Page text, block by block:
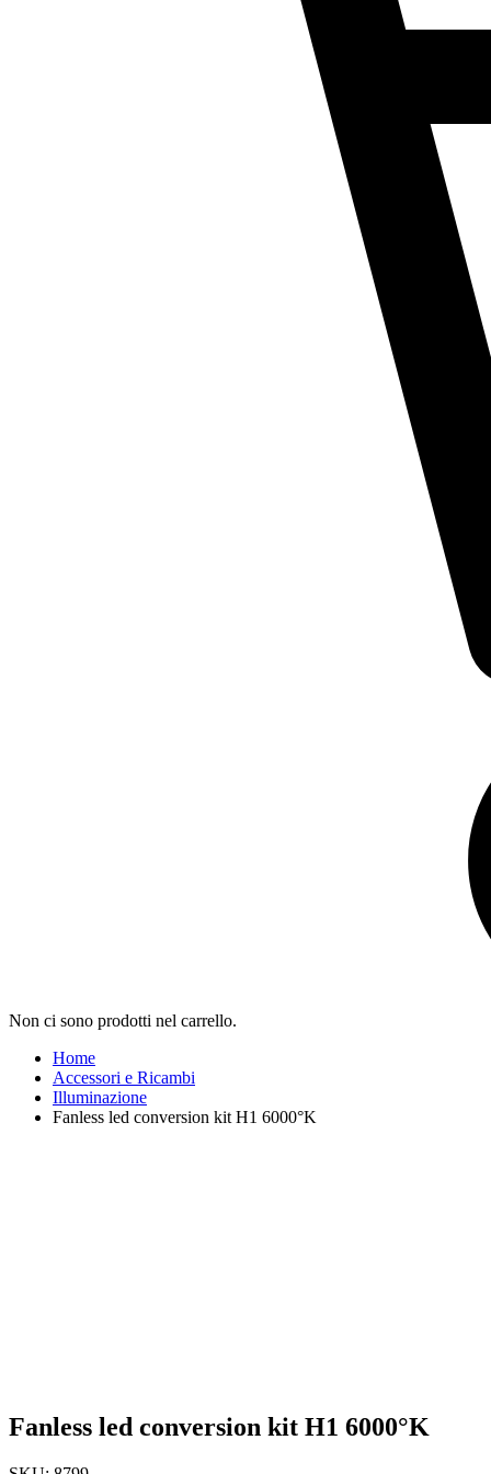
Non ci sono prodotti nel carrello.
Home
Accessori e Ricambi
Illuminazione
Fanless led conversion kit H1 6000°K
Fanless led conversion kit H1 6000°K